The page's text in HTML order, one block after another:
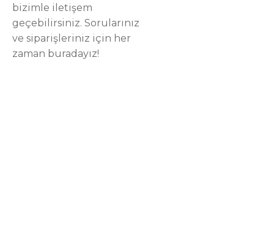
bizimle iletişem
geçebilirsiniz. Sorularınız
ve siparişleriniz için her
zaman buradayız!